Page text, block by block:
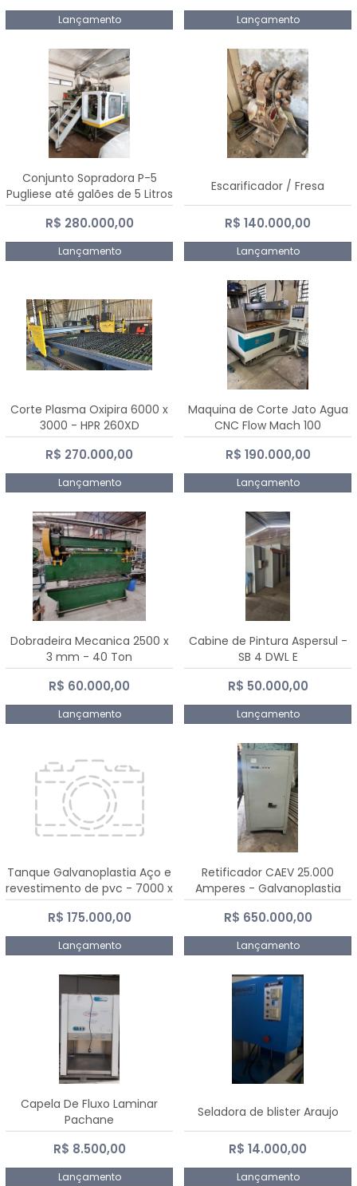
Lançamento Lançamento
Conjunto Sopradora P-5
Pugliese até galões de 5 Litros
R$ 280.000,00
Lançamento
Escarificador / Fresa
R$ 140.000,00
Lançamento
Corte Plasma Oxipira 6000 x
3000 - HPR 260XD
R$ 270.000,00
Lançamento
Maquina de Corte Jato Agua
CNC Flow Mach 100
R$ 190.000,00
Lançamento
Dobradeira Mecanica 2500 x
3 mm - 40 Ton
R$ 60.000,00
Lançamento
Cabine de Pintura Aspersul -
SB 4 DWL E
R$ 50.000,00
Lançamento
Tanque Galvanoplastia Aço e
revestimento de pvc - 7000 x
2200 mm
R$ 175.000,00
Lançamento
Retificador CAEV 25.000
Amperes - Galvanoplastia
R$ 650.000,00
Lançamento
Capela De Fluxo Laminar
Pachane
R$ 8.500,00
Lançamento
Seladora de blister Araujo
R$ 14.000,00
Lançamento